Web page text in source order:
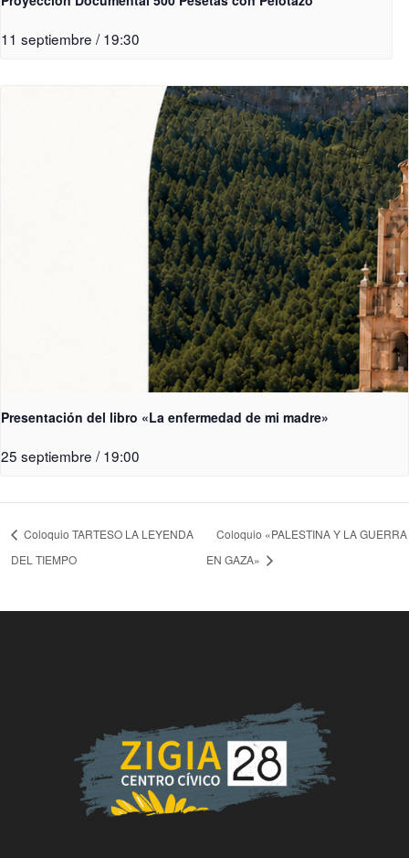
11 septiembre / 19:30
Presentación del libro «La enfermedad de mi madre»
25 septiembre / 19:00
Coloquio TARTESO LA LEYENDA
DEL TIEMPO
Coloquio «PALESTINA Y LA GUERRA
EN GAZA»